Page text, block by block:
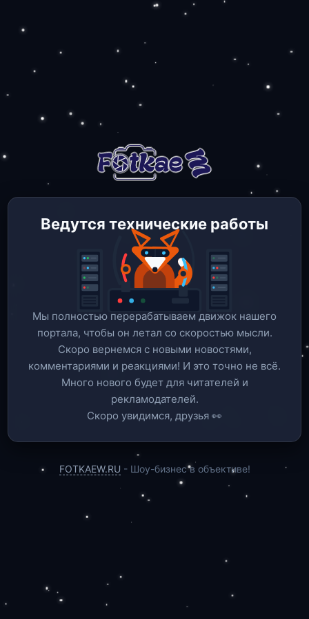
Ведутся технические работы
Мы полностью перерабатываем движок нашего
портала, чтобы он летал со скоростью мысли.
Скоро вернемся c новыми новостями,
комментариями и реакциями! И это точно не всё.
Много нового будет для читателей и
рекламодателей.
Скоро увидимся, друзья 👀
FOTKAEW.RU - Шоу-бизнес в объективе!